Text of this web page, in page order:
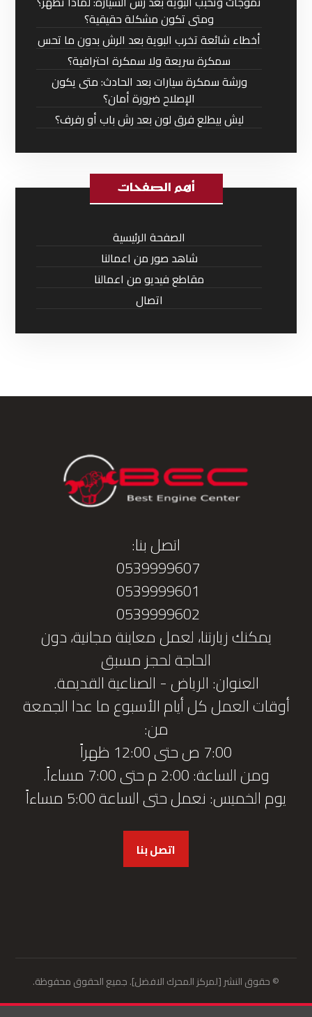
ومتى تكون مشكلة حقيقية؟
أخطاء شائعة تخرب البوية بعد الرش بدون ما تحس
سمكرة سريعة ولا سمكرة احترافية؟
ورشة سمكرة سيارات بعد الحادث: متى يكون
الإصلاح ضرورة أمان؟
ليش بيطلع فرق لون بعد رش باب أو رفرف؟
أهم الصفحات
الصفحة الرئيسية
شاهد صور من اعمالنا
مقاطع فيديو من اعمالنا
اتصال
اتصل بنا:
0539999607
0539999601
0539999602
يمكنك زيارتنا، لعمل معاينة مجانية، دون
الحاجة لحجز مسبق
العنوان: الرياض - الصناعية القديمة.
أوقات العمل كل أيام الأسبوع ما عدا الجمعة
من:
7:00 ص حتى 12:00 ظهراً
ومن الساعة: 2:00 م حتى 7:00 مساءاً.
يوم الخميس: نعمل حتى الساعة 5:00 مساءاً
اتصل بنا
© حقوق النشر [لمركز المحرك الافضل]. جميع الحقوق محفوظة.